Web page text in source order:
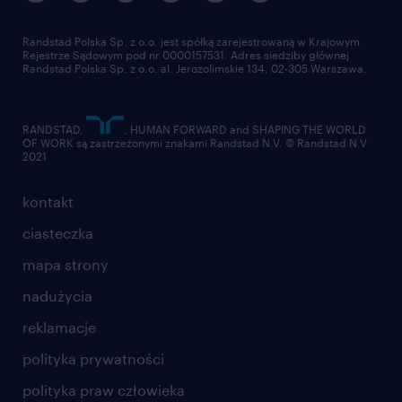
dla dostawców
pracuj w randstad
złóż CV
kontakt
ciasteczka
mapa strony
nadużycia
reklamacje
polityka prywatności
polityka praw człowieka
Randstad Polska Sp. z o.o. jest spółką zarejestrowaną w Krajowym
Rejestrze Sądowym pod nr 0000157531. Adres siedziby głównej
Randstad Polska Sp. z o.o. al. Jerozolimskie 134, 02-305 Warszawa.
RANDSTAD,
, HUMAN FORWARD and SHAPING THE WORLD
OF WORK są zastrzeżonymi znakami Randstad N.V. © Randstad N.V
2021